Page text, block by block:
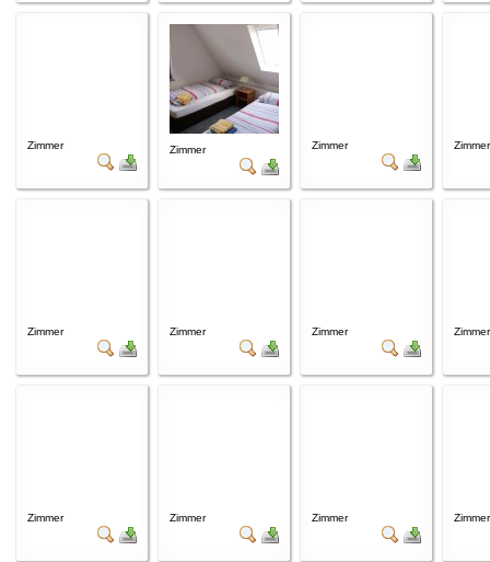
Zimmer Zimmer Zimmer Zimmer
Zimmer Zimmer Zimmer Zimmer
Zimmer Zimmer Zimmer Zimmer